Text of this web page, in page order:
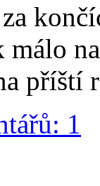
příští
1